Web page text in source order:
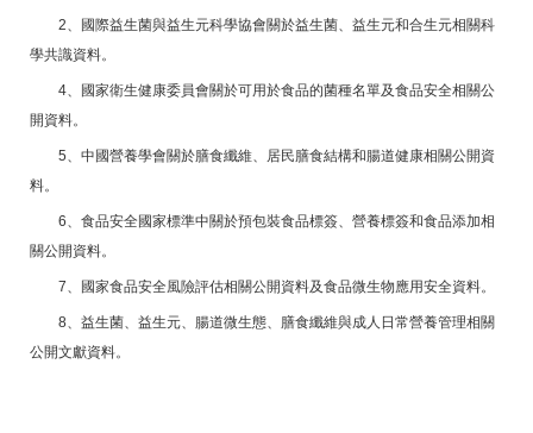
2、國際益生菌與益生元科學協會關於益生菌、益生元和合生元相關科
學共識資料。
4、國家衛生健康委員會關於可用於食品的菌種名單及食品安全相關公
開資料。
5、中國營養學會關於膳食纖維、居民膳食結構和腸道健康相關公開資
料。
6、食品安全國家標準中關於預包裝食品標簽、營養標簽和食品添加相
關公開資料。
7、國家食品安全風險評估相關公開資料及食品微生物應用安全資料。
8、益生菌、益生元、腸道微生態、膳食纖維與成人日常營養管理相關
公開文獻資料。